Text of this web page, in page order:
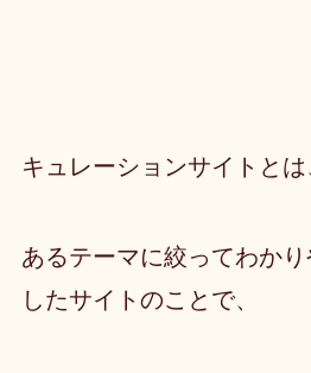
キュレーションサイトとは
あるテーマに絞ってわか
したサイトのことで、